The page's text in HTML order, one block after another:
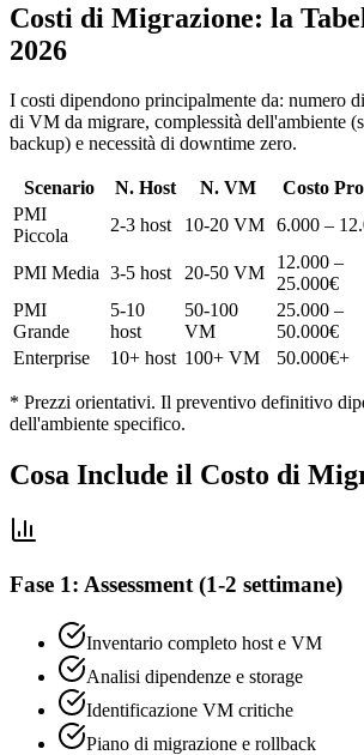
Costi di Migrazione: la
2026
I costi dipendono principalmente da: numero
di VM da migrare, complessità dell'ambiente
backup) e necessità di downtime zero.
Scenario N. Host N. VM Costo
PMI
Piccola
2-3 host 10-20 VM 6.000 –
PMI Media 3-5 host 20-50 VM
12.000 –
25.000€
PMI
Grande
5-10
host
50-100
VM
25.000 –
50.000€
Enterprise
10+ host 100+ VM 50.000€+
* Prezzi orientativi. Il preventivo definitivo
dell'ambiente specifico.
Cosa Include il Costo di
Fase 1: Assessment (1-2 settimane)
Inventario completo host e VM
Analisi dipendenze e storage
Identificazione VM critiche
Piano di migrazione e rollback